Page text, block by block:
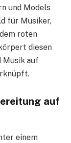
und Models
für Musiker,
roten
diesen
Musik auf
auf
einem